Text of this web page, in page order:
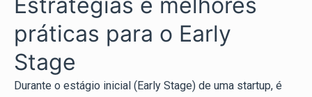
práticas para o Early
Stage
Durante o estágio inicial (Early Stage) de uma startup, é